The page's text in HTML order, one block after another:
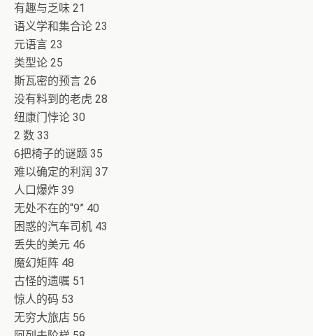
有趣与乏味 21
语义学和集合论 23
元语言 23
类型论 25
斯瓦密的预言 26
没有料到的老虎 28
纽康门悖论 30
2 数 33
6把椅子的谜题 35
难以确定的利润 37
人口爆炸 39
无处不在的“9” 40
困惑的汽车司机 43
丢失的美元 46
魔幻矩阵 48
古怪的遗嘱 51
惊人的码 53
无穷大旅店 56